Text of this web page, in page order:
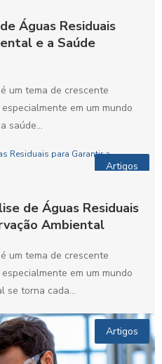
Águas Residuais
e a Saúde
um tema de crescente
em um mundo
saúde...
Artigos
de Águas Residuais
Ambiental
um tema de crescente
em um mundo
se torna cada...
Artigos